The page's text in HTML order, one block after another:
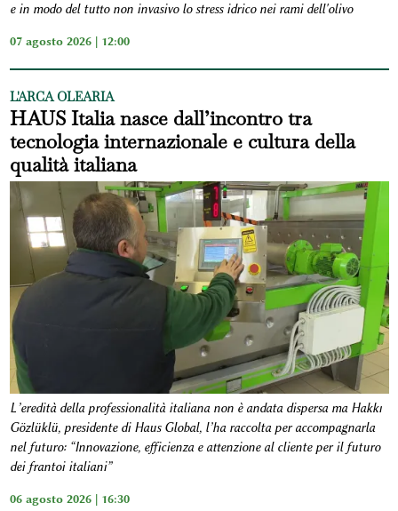
e in modo del tutto non invasivo lo stress idrico nei rami dell'olivo
07 agosto 2026 | 12:00
L'ARCA OLEARIA
HAUS Italia nasce dall’incontro tra
tecnologia internazionale e cultura della
qualità italiana
L’eredità della professionalità italiana non è andata dispersa ma Hakkı
Gözlüklü, presidente di Haus Global, l’ha raccolta per accompagnarla
nel futuro: “Innovazione, efficienza e attenzione al cliente per il futuro
dei frantoi italiani”
06 agosto 2026 | 16:30